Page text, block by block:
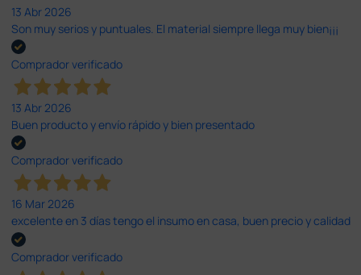
13 Abr 2026
Son muy serios y puntuales. El material siempre llega muy bien¡¡¡
Comprador verificado
13 Abr 2026
Buen producto y envío rápido y bien presentado
Comprador verificado
16 Mar 2026
excelente en 3 días tengo el insumo en casa, buen precio y calidad
Comprador verificado